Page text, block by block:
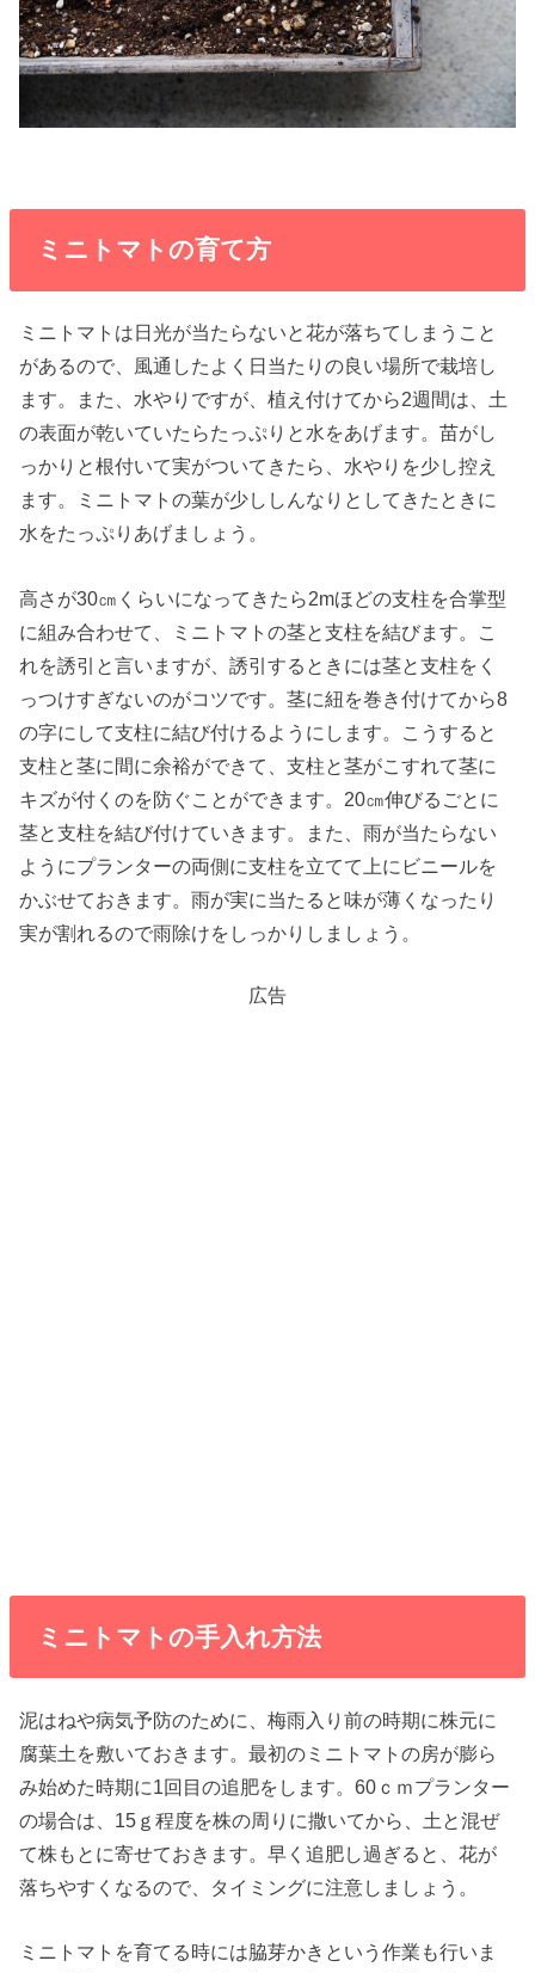
ミニトマトの育て方
ミニトマトは日光が当たらないと花が落ちてしまうこと
があるので、風通したよく日当たりの良い場所で栽培し
ます。また、水やりですが、植え付けてから2週間は、土
の表面が乾いていたらたっぷりと水をあげます。苗がし
っかりと根付いて実がついてきたら、水やりを少し控え
ます。ミニトマトの葉が少ししんなりとしてきたときに
水をたっぷりあげましょう。
高さが30㎝くらいになってきたら2mほどの支柱を合掌型
に組み合わせて、ミニトマトの茎と支柱を結びます。こ
れを誘引と言いますが、誘引するときには茎と支柱をく
っつけすぎないのがコツです。茎に紐を巻き付けてから8
の字にして支柱に結び付けるようにします。こうすると
支柱と茎に間に余裕ができて、支柱と茎がこすれて茎に
キズが付くのを防ぐことができます。20㎝伸びるごとに
茎と支柱を結び付けていきます。また、雨が当たらない
ようにプランターの両側に支柱を立てて上にビニールを
かぶせておきます。雨が実に当たると味が薄くなったり
実が割れるので雨除けをしっかりしましょう。
広告
ミニトマトの手入れ方法
泥はねや病気予防のために、梅雨入り前の時期に株元に
腐葉土を敷いておきます。最初のミニトマトの房が膨ら
み始めた時期に1回目の追肥をします。60ｃｍプランター
の場合は、15ｇ程度を株の周りに撒いてから、土と混ぜ
て株もとに寄せておきます。早く追肥し過ぎると、花が
落ちやすくなるので、タイミングに注意しましょう。
ミニトマトを育てる時には脇芽かきという作業も行いま